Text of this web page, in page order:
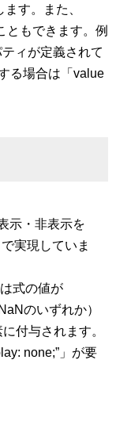
す。また、
ともできます。例
ィが定義されて
る場合は「value
示・非表示を
実現していま
式の値が
のいずれか）
付与されます。
none;”」が要